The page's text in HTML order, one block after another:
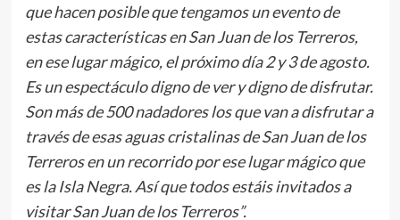
que hacen posible que tengamos un evento de
estas características en San Juan de los Terreros,
en ese lugar mágico, el próximo día 2 y 3 de agosto.
Es un espectáculo digno de ver y digno de disfrutar.
Son más de 500 nadadores los que van a disfrutar a
través de esas aguas cristalinas de San Juan de los
Terreros en un recorrido por ese lugar mágico que
es la Isla Negra. Así que todos estáis invitados a
visitar San Juan de los Terreros”.